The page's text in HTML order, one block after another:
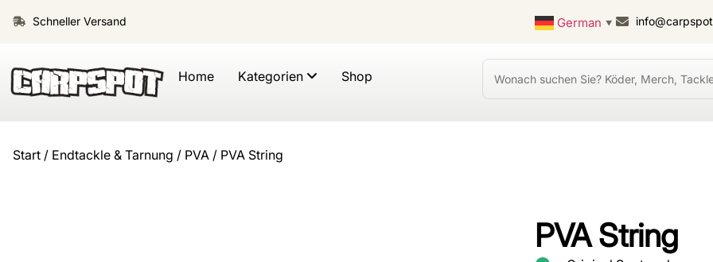
Schneller Versand German ▼
Home Kategorien Shop
Start / Endtackle & Tarnung / PVA / PVA String
PVA String